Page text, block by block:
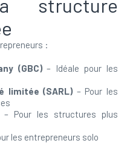
structure
:
(GBC)– Idéale pour les
limitée (SARL) – Pour les
– Pour les structures plus
les entrepreneurs solo